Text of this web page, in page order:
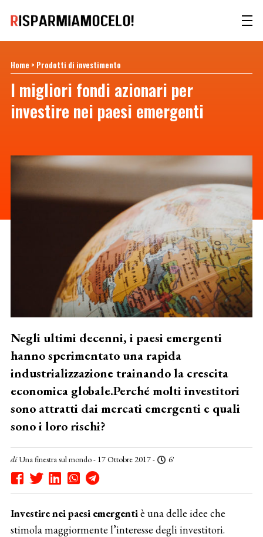
Home > Prodotti di investimento
I migliori fondi azionari per
investire nei paesi emergenti
Negli ultimi decenni, i paesi emergenti
hanno sperimentato una rapida
industrializzazione trainando la crescita
economica globale.Perché molti investitori
sono attratti dai mercati emergenti e quali
sono i loro rischi?
di Una finestra sul mondo- 17 Ottobre 2017 - 6'
Investire nei paesi emergentiè una delle idee che
stimola maggiormente l’interesse degli investitori.